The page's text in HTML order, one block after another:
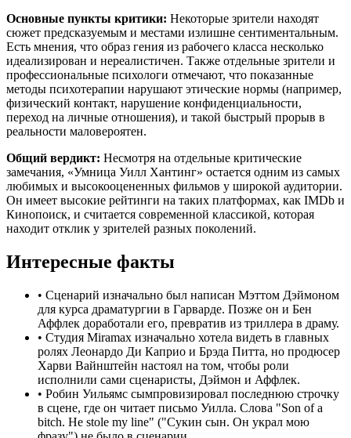
Основные пункты критики: Некоторые зрители находят
сюжет предсказуемым и местами излишне сентиментальным.
Есть мнения, что образ гения из рабочего класса несколько
идеализирован и нереалистичен. Также отдельные зрители и
профессиональные психологи отмечают, что показанные
методы психотерапии нарушают этические нормы (например,
физический контакт, нарушение конфиденциальности,
переход на личные отношения), и такой быстрый прорыв в
реальности маловероятен.
Общий вердикт: Несмотря на отдельные критические
замечания, «Умница Уилл Хантинг» остается одним из самых
любимых и высокооцененных фильмов у широкой аудитории.
Он имеет высокие рейтинги на таких платформах, как IMDb и
Кинопоиск, и считается современной классикой, которая
находит отклик у зрителей разных поколений.
Интересные факты
• Сценарий изначально был написан Мэттом Дэймоном
для курса драматургии в Гарварде. Позже он и Бен
Аффлек доработали его, превратив из триллера в драму.
• Студия Miramax изначально хотела видеть в главных
ролях Леонардо Ди Каприо и Брэда Питта, но продюсер
Харви Вайнштейн настоял на том, чтобы роли
исполнили сами сценаристы, Дэймон и Аффлек.
• Робин Уильямс сымпровизировал последнюю строчку
в сцене, где он читает письмо Уилла. Слова "Son of a
bitch. He stole my line" ("Сукин сын. Он украл мою